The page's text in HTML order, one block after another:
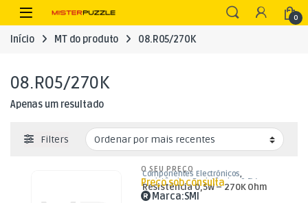
Skip to navigation
Skip to content
Open 0
Início MT do produto 08.R05/270K
08.R05/270K
Apenas um resultado
Filters
Componentes Electrónicos,
Resistências,Resistências 0,5W
Resistência 0,5W – 270K Ohm
O SEU PREÇO
Preço sob consulta
Marca:SMI